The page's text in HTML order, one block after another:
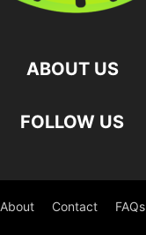
ABOUT US
FOLLOW US
About Contact FAQs